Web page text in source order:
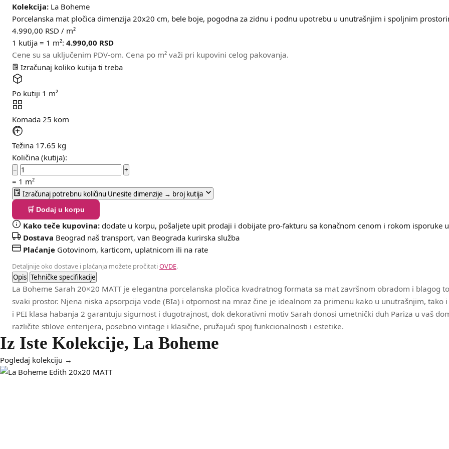
Kolekcija: La Boheme
Porcelanska mat pločica dimenzija 20x20 cm, bele boje, pogodna za zidnu i podnu upotrebu u unutrašnjim i spoljnim
4.990,00 RSD / m²
1 kutija = 1 m²: 4.990,00 RSD
Cene su sa uključenim PDV-om. Cena po m² važi pri kupovini celog pakovanja.
Izračunaj koliko kutija ti treba
Po kutiji 1 m²
Komada 25 kom
Težina 17.65 kg
Količina (kutija):
− +
= 1 m²
Izračunaj potrebnu količinu Unesite dimenzije → broj kutija
🛒 Dodaj u korpu
Kako teče kupovina: dodate u korpu, pošaljete upit prodaji i dobijate pro-fakturu sa konačnom cenom i rokom isporuke
Dostava Beograd naš transport, van Beograda kurirska služba
Plaćanje Gotovinom, karticom, uplatnicom ili na rate
Detaljnije oko dostave i plaćanja možete pročitatiOVDE.
Opis Tehničke specifikacije
La Boheme Sarah 20×20 MATT je elegantna porcelanska pločica kvadratnog formata sa mat završnom obradom i blagog
svaki prostor. Njena niska apsorpcija vode (BIa) i otpornost na mraz čine je idealnom za primenu kako u unutrašnjim,
i PEI klasa habanja 2 garantuju sigurnost i dugotrajnost, dok dekorativni motiv Sarah donosi umetnički duh Pariza u vaš
različite stilove enterijera, posebno vintage i klasične, pružajući spoj funkcionalnosti i estetike.
Iz Iste Kolekcije, La Boheme
Pogledaj kolekciju →